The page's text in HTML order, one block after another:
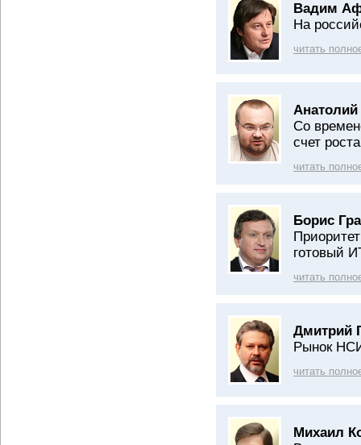
Вадим
На
читать
Со
счет
читать
Борис
готовый
читать
Дмитрий
Рынок
читать
Михаил